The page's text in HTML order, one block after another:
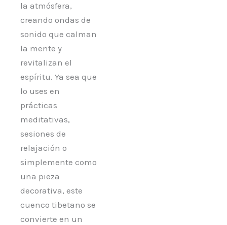
la atmósfera,
creando ondas de
sonido que calman
la mente y
revitalizan el
espíritu. Ya sea que
lo uses en
prácticas
meditativas,
sesiones de
relajación o
simplemente como
una pieza
decorativa, este
cuenco tibetano se
convierte en un